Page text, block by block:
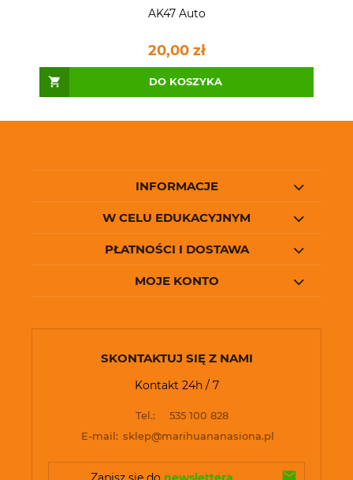
AK47 Auto
20,00 zł
DO KOSZYKA
INFORMACJE
W CELU EDUKACYJNYM
PŁATNOŚCI I DOSTAWA
MOJE KONTO
SKONTAKTUJ SIĘ Z NAMI
Kontakt 24h / 7
Tel.:
535 100 828
E-mail: sklep@marihuananasiona.pl